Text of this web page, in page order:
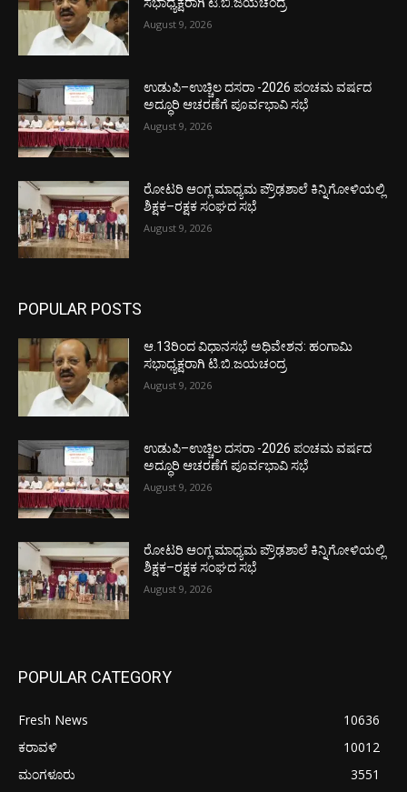
August 9, 2026
ಉಡುಪಿ–ಉಚ್ಚಿಲ ದಸರಾ -2026 ಪಂಚಮ ವರ್ಷದ
ಅದ್ಧೂರಿ ಆಚರಣೆಗೆ ಪೂರ್ವಭಾವಿ ಸಭೆ
August 9, 2026
ರೋಟರಿ ಆಂಗ್ಲ ಮಾಧ್ಯಮ ಪ್ರೌಢಶಾಲೆ ಕಿನ್ನಿಗೋಳಿಯಲ್ಲಿ
ಶಿಕ್ಷಕ–ರಕ್ಷಕ ಸಂಘದ ಸಭೆ
August 9, 2026
POPULAR POSTS
ಆ.13ರಿಂದ ವಿಧಾನಸಭೆ ಅಧಿವೇಶನ: ಹಂಗಾಮಿ
ಸಭಾಧ್ಯಕ್ಷರಾಗಿ ಟಿ.ಬಿ.ಜಯಚಂದ್ರ
August 9, 2026
ಉಡುಪಿ–ಉಚ್ಚಿಲ ದಸರಾ -2026 ಪಂಚಮ ವರ್ಷದ
ಅದ್ಧೂರಿ ಆಚರಣೆಗೆ ಪೂರ್ವಭಾವಿ ಸಭೆ
August 9, 2026
ರೋಟರಿ ಆಂಗ್ಲ ಮಾಧ್ಯಮ ಪ್ರೌಢಶಾಲೆ ಕಿನ್ನಿಗೋಳಿಯಲ್ಲಿ
ಶಿಕ್ಷಕ–ರಕ್ಷಕ ಸಂಘದ ಸಭೆ
August 9, 2026
POPULAR CATEGORY
Fresh News
10636
ಕರಾವಳಿ
10012
ಮಂಗಳೂರು
3551